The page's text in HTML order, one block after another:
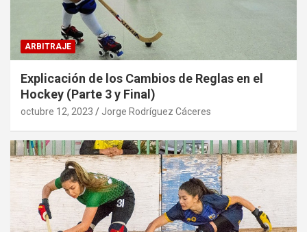
ARBITRAJE
Explicación de los Cambios de Reglas en el
Hockey (Parte 3 y Final)
octubre 12, 2023 Jorge Rodríguez Cáceres